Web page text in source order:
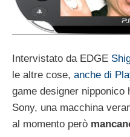
Intervistato da EDGE
le altre cose, anche di
game designer nipponico
Sony, una macchina
al momento però